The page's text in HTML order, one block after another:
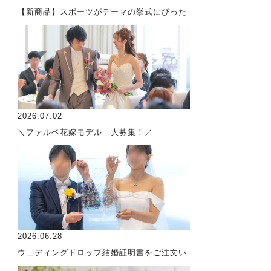
【新商品】スポーツがテーマの挙式にぴった
2026.07.02
＼ファルベ花嫁モデル 大募集！／
2026.06.28
ウェディングドロップ結婚証明書をご注文い